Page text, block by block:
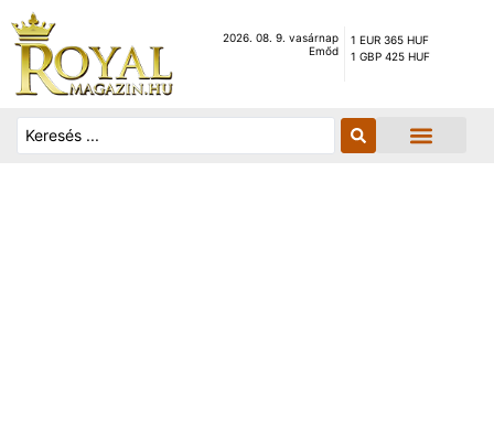
2026. 08. 9. vasárnap
Emőd
1 EUR 365 HUF
1 GBP 425 HUF